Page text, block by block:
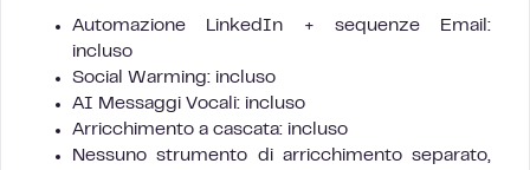
Automazione LinkedIn + sequenze Email:
incluso
Social Warming: incluso
AI Messaggi Vocali: incluso
Arricchimento a cascata: incluso
Nessuno strumento di arricchimento separato,